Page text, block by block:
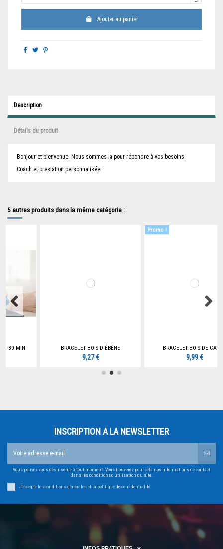
Ajouter au panier
Description
Détails du produit
Bonjour et bienvenue. Nous sommes là pour répondre à vos besoins.
Coach et prestation personnalisée
5 autres produits dans la même catégorie :
BRACELET BOIS D'ÉBÈNE BRACELET BOIS DE CASSIA
INSCRIPTION A LA NEWSLETTER
Vous pouvez vous désinscrire à tout moment. Vous trouverez pour cela nos informations de contact
dans les conditions d'utilisation du site.
J'accepte les conditions générales et la politique de confidentialité